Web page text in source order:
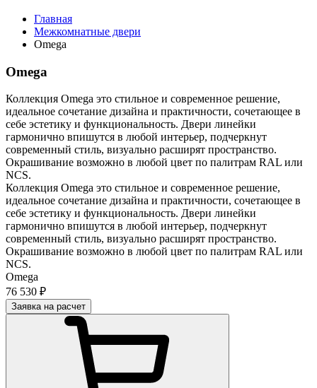
Главная
Межкомнатные двери
Omega
Omega
Коллекция Omega это стильное и современное решение,
идеальное сочетание дизайна и практичности, сочетающее в
себе эстетику и функциональность. Двери линейки
гармонично впишутся в любой интерьер, подчеркнут
современный стиль, визуально расширят пространство.
Окрашивание возможно в любой цвет по палитрам RAL или
NCS.
Коллекция Omega это стильное и современное решение,
идеальное сочетание дизайна и практичности, сочетающее в
себе эстетику и функциональность. Двери линейки
гармонично впишутся в любой интерьер, подчеркнут
современный стиль, визуально расширят пространство.
Окрашивание возможно в любой цвет по палитрам RAL или
NCS.
Omega
76 530 ₽
Заявка на расчет